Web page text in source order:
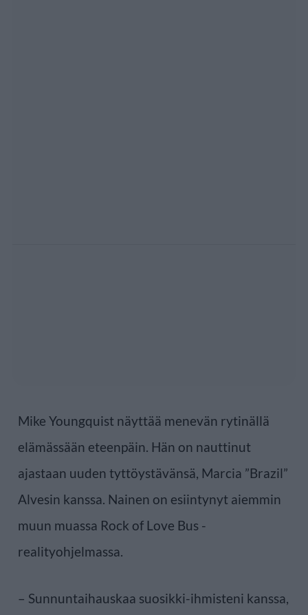
Mike Youngquist näyttää menevän rytinällä
elämässään eteenpäin. Hän on nauttinut
ajastaan uuden tyttöystävänsä, Marcia ”Brazil”
Alvesin kanssa. Nainen on esiintynyt aiemmin
muun muassa Rock of Love Bus -
realityohjelmassa.
– Sunnuntaihauskaa suosikki-ihmisteni kanssa,